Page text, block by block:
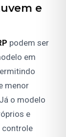
e
podem ser
em
menor
o modelo
e
controle